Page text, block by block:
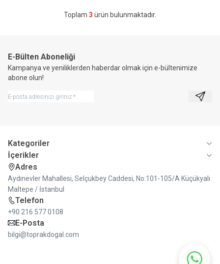
Toplam 3 ürün bulunmaktadır.
E-Bülten Aboneliği
Kampanya ve yeniliklerden haberdar olmak için e-bültenimize
abone olun!
Kayıt
Kategoriler
İçerikler
Adres
Aydınevler Mahallesi, Selçukbey Caddesi, No:101-105/A Küçükyalı
Maltepe / İstanbul
Telefon
+90 216 577 0108
E-Posta
bilgi@toprakdogal.com